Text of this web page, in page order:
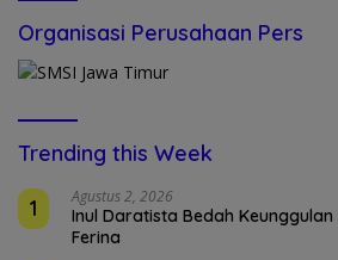
Organisasi Perusahaan Pers
Trending this Week
1
Agustus 2, 2026
Inul Daratista Bedah Keunggulan
Ferina